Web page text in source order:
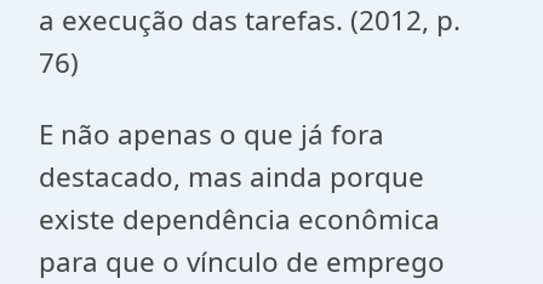
a execução das tarefas. (2012, p.
76)
E não apenas o que já fora
destacado, mas ainda porque
existe dependência econômica
para que o vínculo de emprego